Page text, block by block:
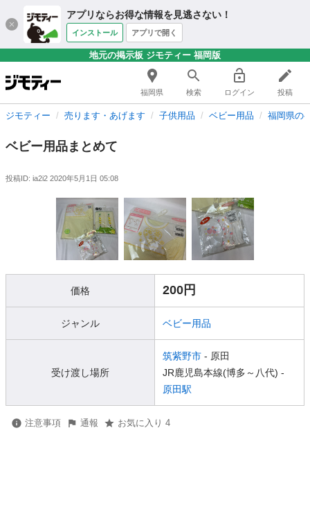
アプリならお得な情報を見逃さない！
インストール アプリで開く
地元の掲示板 ジモティー 福岡版
福岡県 検索 ログイン 投稿
ジモティー 売ります・あげます 子供用品 ベビー用品 福岡県の
ベビー用品まとめて
投稿ID: ia2i2 2020年5月1日 05:08
価格 200円
ジャンル ベビー用品
受け渡し場所
筑紫野市 - 原田
JR鹿児島本線(博多～八代) -
原田駅
注意事項 通報 お気に入り 4